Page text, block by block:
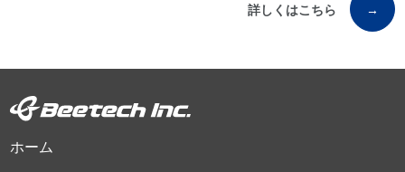
詳しくはこちら →
ホーム